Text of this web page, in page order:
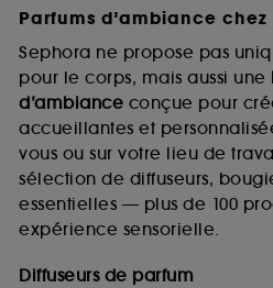
Parfums d’ambiance chez
Sephora ne propose pas
pour le corps, mais aussi une
d’ambiance conçue pour
accueillantes et
vous ou sur votre lieu de
sélection de diffuseurs,
essentielles — plus de 100
expérience sensorielle.
Diffuseurs de parfum